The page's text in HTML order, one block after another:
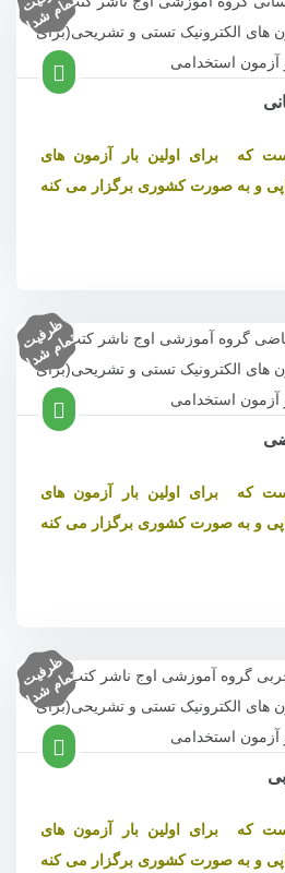
یت
تم
!
که برای اولین بار آزمون های
و به صورت کشوری برگزار می کنه
ظ
ر
ف
یت
تم
ام
ش
د
!
که برای اولین بار آزمون های
و به صورت کشوری برگزار می کنه
ظ
ر
ف
یت
تم
ام
ش
د
!
که برای اولین بار آزمون های
و به صورت کشوری برگزار می کنه